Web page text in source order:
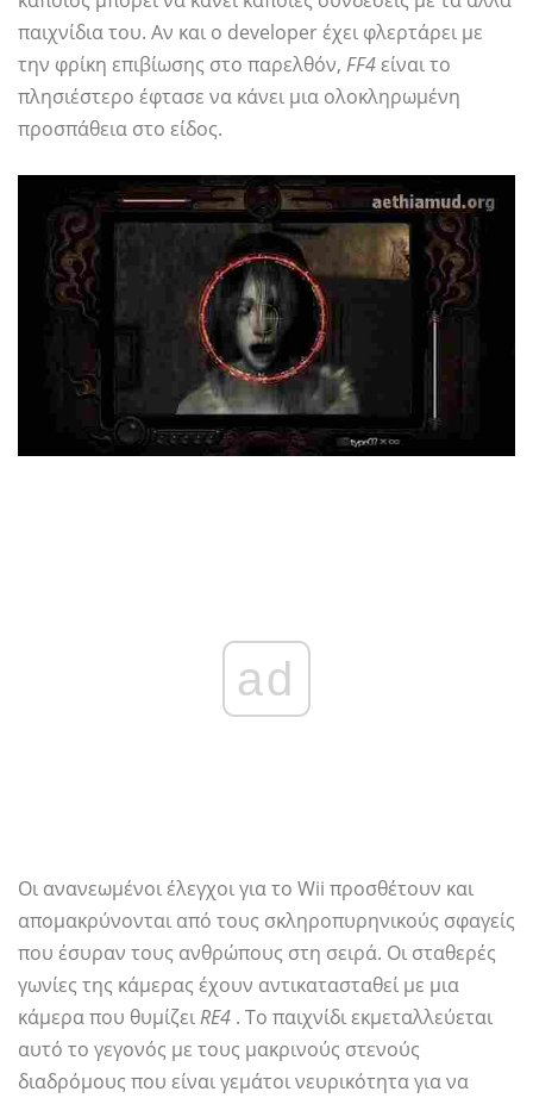
παιχνίδια του. Αν και ο developer έχει φλερτάρει με
την φρίκη επιβίωσης στο παρελθόν, FF4είναι το
πλησιέστερο έφτασε να κάνει μια ολοκληρωμένη
προσπάθεια στο είδος.
ad
Οι ανανεωμένοι έλεγχοι για το Wii προσθέτουν και
απομακρύνονται από τους σκληροπυρηνικούς σφαγείς
που έσυραν τους ανθρώπους στη σειρά. Οι σταθερές
γωνίες της κάμερας έχουν αντικατασταθεί με μια
κάμερα που θυμίζειRE4 . Το παιχνίδι εκμεταλλεύεται
αυτό το γεγονός με τους μακρινούς στενούς
διαδρόμους που είναι γεμάτοι νευρικότητα για να